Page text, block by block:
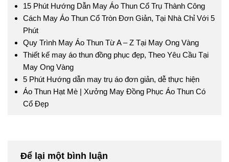
15 Phút Hướng Dẫn May Áo Thun Cổ Trụ Thành Công
Cách May Áo Thun Cổ Tròn Đơn Giản, Tại Nhà Chỉ Với 5
Phút
Quy Trình May Áo Thun Từ A – Z Tại May Ong Vàng
Thiết kế may áo thun đồng phục đẹp, Theo Yêu Cầu Tại
May Ong Vàng
5 Phút Hướng dẫn may trụ áo đơn giản, dễ thực hiện
Áo Thun Hạt Mè | Xưởng May Đồng Phục Áo Thun Có
Cổ Đẹp
Để lại một bình luận